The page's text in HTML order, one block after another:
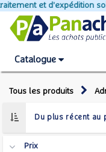
soient
Catalogue
Tous les produits
Prix